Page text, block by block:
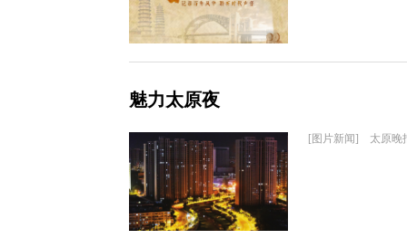
魅力太原夜
[图片新闻] 太原晚